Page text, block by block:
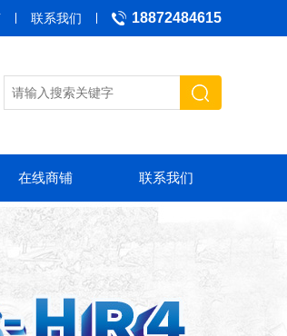
18872484615
联系我们
在线商铺 联系我们